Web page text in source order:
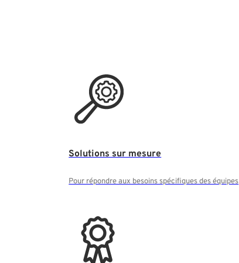
Solutions sur mesure
Pour répondre aux besoins spécifiques des équipes